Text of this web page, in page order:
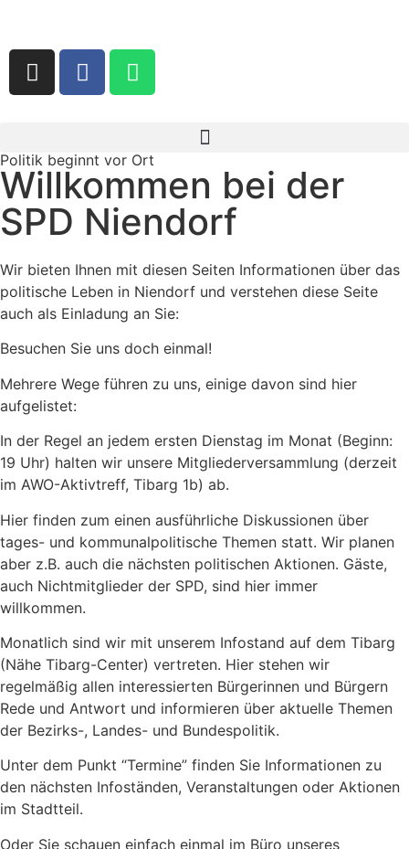
Politik beginnt vor Ort
Willkommen bei der
SPD Niendorf
Wir bieten Ihnen mit diesen Seiten Informationen über das
politische Leben in Niendorf und verstehen diese Seite
auch als Einladung an Sie:
Besuchen Sie uns doch einmal!
Mehrere Wege führen zu uns, einige davon sind hier
aufgelistet:
In der Regel an jedem ersten Dienstag im Monat (Beginn:
19 Uhr) halten wir unsere Mitgliederversammlung (derzeit
im AWO-Aktivtreff, Tibarg 1b) ab.
Hier finden zum einen ausführliche Diskussionen über
tages- und kommunalpolitische Themen statt. Wir planen
aber z.B. auch die nächsten politischen Aktionen. Gäste,
auch Nichtmitglieder der SPD, sind hier immer
willkommen.
Monatlich sind wir mit unserem Infostand auf dem Tibarg
(Nähe Tibarg-Center) vertreten. Hier stehen wir
regelmäßig allen interessierten Bürgerinnen und Bürgern
Rede und Antwort und informieren über aktuelle Themen
der Bezirks-, Landes- und Bundespolitik.
Unter dem Punkt “Termine” finden Sie Informationen zu
den nächsten Infoständen, Veranstaltungen oder Aktionen
im Stadtteil.
Oder Sie schauen einfach einmal im Büro unseres